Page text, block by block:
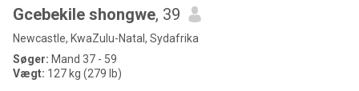
Gcebekile shongwe, 39
Newcastle, KwaZulu-Natal, Sydafrika
Søger: Mand 37 - 59
Vægt: 127 kg (279 lb)